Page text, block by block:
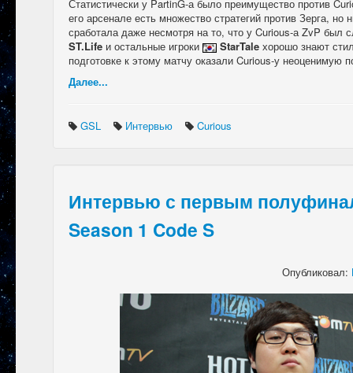
Статистически у PartinG-а было преимущество против
его арсенале есть множество стратегий против Зерга, но
сработала даже несмотря на то, что у Curious-а ZvP
ST.Life и остальные игроки StarTale хорошо знают
подготовке к этому матчу оказали Curious-у неоценимую
Далее...
GSL Интервью Curious
Интервью с первым
Season 1 Code S
Опубликовал: